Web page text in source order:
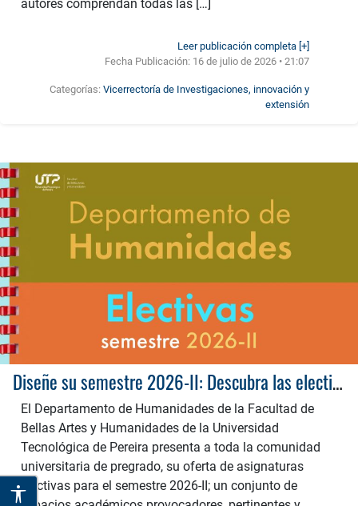
autores comprendan todas las […]
Leer publicación completa [+]
Fecha Publicación: 16 de julio de 2026 • 21:07
Categorías:Vicerrectoría de Investigaciones, innovación y
extensión
Diseñe su semestre 2026-II: Descubra las electivas de Humanidades que puedes matricular
El Departamento de Humanidades de la Facultad de
Bellas Artes y Humanidades de la Universidad
Tecnológica de Pereira presenta a toda la comunidad
universitaria de pregrado, su oferta de asignaturas
electivas para el semestre 2026-II; un conjunto de